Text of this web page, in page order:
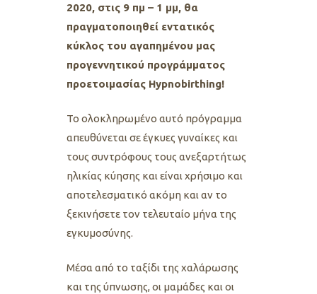
2020, στις 9 πμ – 1 μμ, θα
πραγματοποιηθεί εντατικός
κύκλος του αγαπημένου μας
προγεννητικού προγράμματος
προετοιμασίας Hypnobirthing!
Το ολοκληρωμένο αυτό πρόγραμμα
απευθύνεται σε έγκυες γυναίκες και
τους συντρόφους τους ανεξαρτήτως
ηλικίας κύησης και είναι χρήσιμο και
αποτελεσματικό ακόμη και αν το
ξεκινήσετε τον τελευταίο μήνα της
εγκυμοσύνης.
Μέσα από το ταξίδι της χαλάρωσης
και της ύπνωσης, οι μαμάδες και οι